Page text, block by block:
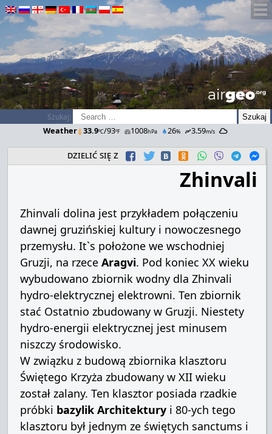
airGEO.oRg
Szukaj:
Weather 33.9ºC/93ºF 1008hPa 26% 3.59m/s
dzielić się z
Zhinvali
Zhinvali dolina jest przykładem połączeniu
dawnej gruzińskiej kultury i nowoczesnego
przemysłu. It`s położone we wschodniej
Gruzji, na rzece Aragvi. Pod koniec XX wieku
wybudowano zbiornik wodny dla Zhinvali
hydro-elektrycznej elektrowni. Ten zbiornik
stać Ostatnio zbudowany w Gruzji. Niestety
hydro-energii elektrycznej jest minusem
niszczy środowisko.
W związku z budową zbiornika klasztoru
Świętego Krzyża zbudowany w XII wieku
został zalany. Ten klasztor posiada rzadkie
próbki bazylik Architektury i 80-ych tego
klasztoru był jednym ze świętych sanctums i